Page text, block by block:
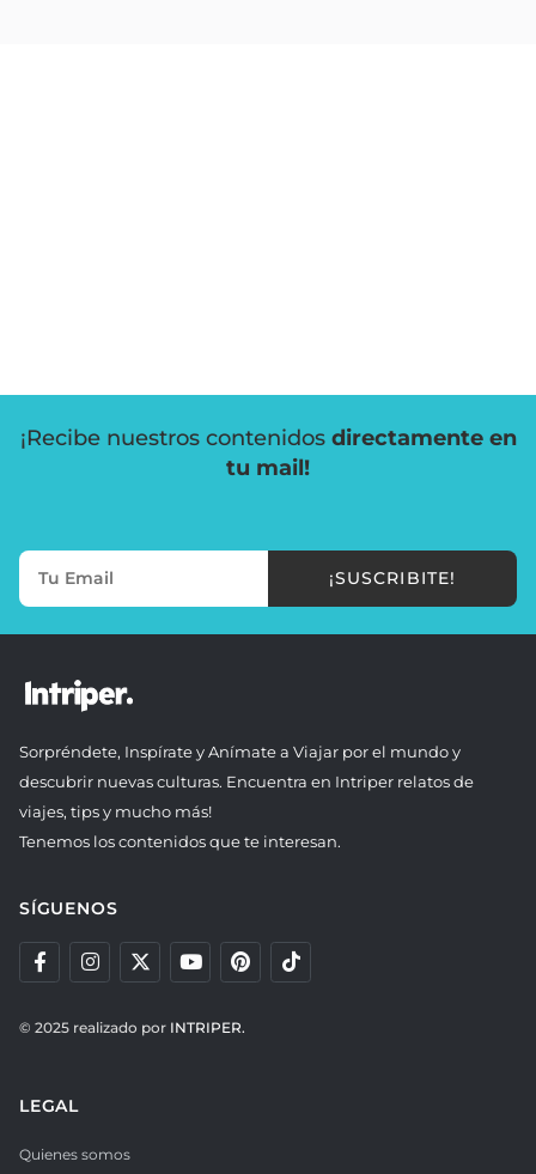
¡Recibe nuestros contenidos directamente en
tu mail!
¡SUSCRIBITE!
Sorpréndete, Inspírate y Anímate a Viajar por el mundo y
descubrir nuevas culturas. Encuentra en Intriper relatos de
viajes, tips y mucho más!
Tenemos los contenidos que te interesan.
SÍGUENOS
© 2025 realizado por INTRIPER.
LEGAL
Quienes somos